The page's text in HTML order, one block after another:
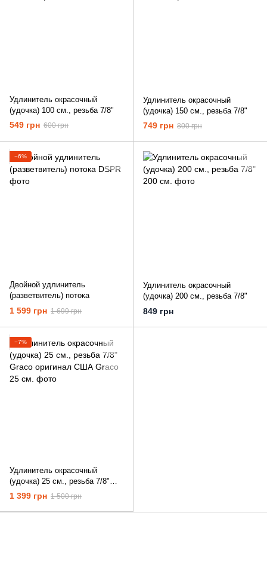
Удлинитель окрасочный
(удочка) 100 см., резьба 7/8"
549 грн 600 грн
Удлинитель окрасочный
(удочка) 150 см., резьба 7/8"
749 грн 800 грн
−6%
Двойной удлинитель
(разветвитель) потока
1 599 грн 1 699 грн
Удлинитель окрасочный
(удочка) 200 см., резьба 7/8"
849 грн
−7%
Удлинитель окрасочный
(удочка) 25 см., резьба 7/8"
Graco оригинал США
1 399 грн 1 500 грн